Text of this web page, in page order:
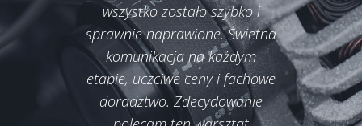
wszystko zostało szybko i
sprawnie naprawione. Świetna
komunikacja na każdym
etapie, uczciwe ceny i fachowe
doradztwo. Zdecydowanie